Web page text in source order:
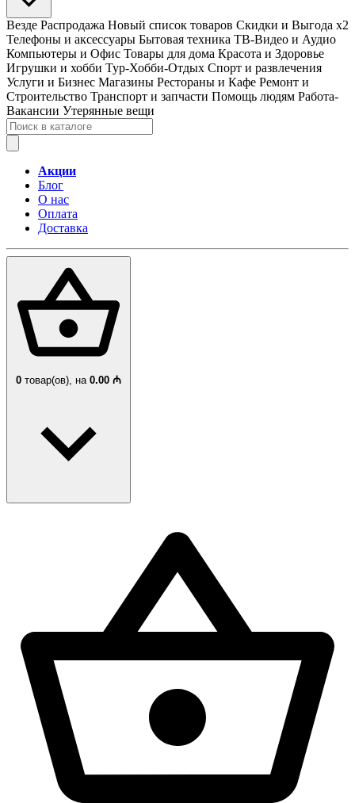
Везде Распродажа Новый список товаров Скидки и Выгода x2
Телефоны и аксессуары Бытовая техника ТВ-Видео и Аудио
Компьютеры и Офис Товары для дома Красота и Здоровье
Игрушки и хобби Тур-Хобби-Отдых Спорт и развлечения
Услуги и Бизнес Магазины Рестораны и Кафе Ремонт и
Строительство Транспорт и запчасти Помощь людям Работа-
Вакансии Утерянные вещи
Акции
Блог
О нас
Оплата
Доставка
0 товар(ов), на 0.00 ₼